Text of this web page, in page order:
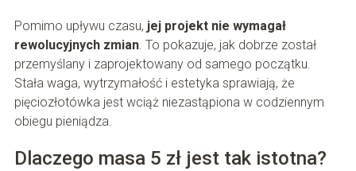
Pomimo upływu czasu, jej projekt nie wymagał
rewolucyjnych zmian. To pokazuje, jak dobrze został
przemyślany i zaprojektowany od samego początku.
Stała waga, wytrzymałość i estetyka sprawiają, że
pięciozłotówka jest wciąż niezastąpiona w codziennym
obiegu pieniądza.
Dlaczego masa 5 zł jest tak istotna?